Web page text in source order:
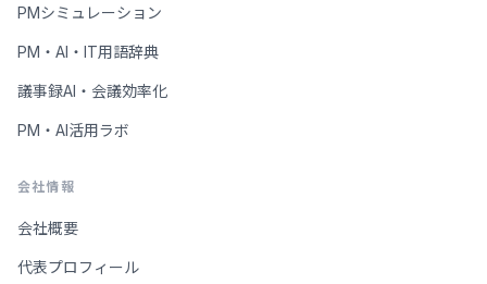
PMシミュレーション
PM・AI・IT用語辞典
議事録AI・会議効率化
PM・AI活用ラボ
会社情報
会社概要
代表プロフィール